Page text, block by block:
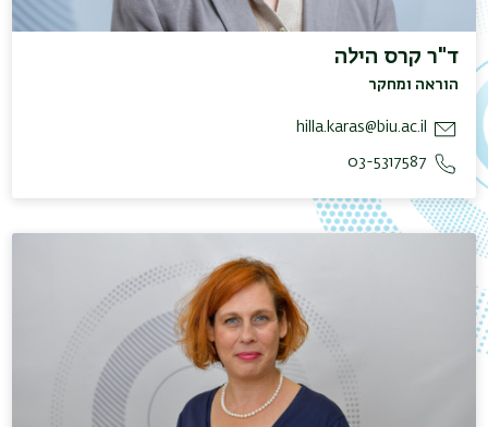
ד"ר קרס הילה
הוראה ומחקר
hilla.karas@biu.ac.il
03-5317587